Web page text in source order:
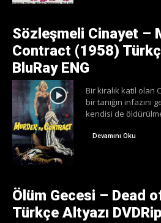
Sözleşmeli Cinayet –
Contract (1958)
BluRay ENG
Bir kiralık katil olan
bir tanığın infazını
kendisi de
Devamını Oku
Ölüm Gecesi – Dead
Türkçe Altyazı